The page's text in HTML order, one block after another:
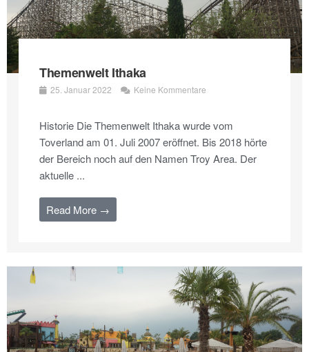
Themenwelt Ithaka
25. Januar 2022 Keine Kommentare
Historie Die Themenwelt Ithaka wurde vom
Toverland am 01. Juli 2007 eröffnet. Bis 2018 hörte
der Bereich noch auf den Namen Troy Area. Der
aktuelle ...
Read More →